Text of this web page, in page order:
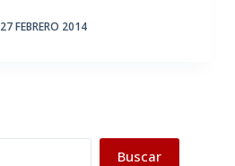
27 FEBRERO 2014
Buscar